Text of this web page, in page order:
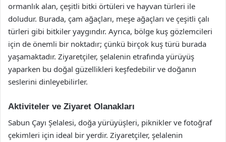
ormanlık alan, çeşitli bitki örtüleri ve hayvan türleri ile
doludur. Burada, çam ağaçları, meşe ağaçları ve çeşitli çalı
türleri gibi bitkiler yaygındır. Ayrıca, bölge kuş gözlemcileri
için de önemli bir noktadır; çünkü birçok kuş türü burada
yaşamaktadır. Ziyaretçiler, şelalenin etrafında yürüyüş
yaparken bu doğal güzellikleri keşfedebilir ve doğanın
seslerini dinleyebilirler.
Aktiviteler ve Ziyaret Olanakları
Sabun Çayı Şelalesi, doğa yürüyüşleri, piknikler ve fotoğraf
çekimleri için ideal bir yerdir. Ziyaretçiler, şelalenin